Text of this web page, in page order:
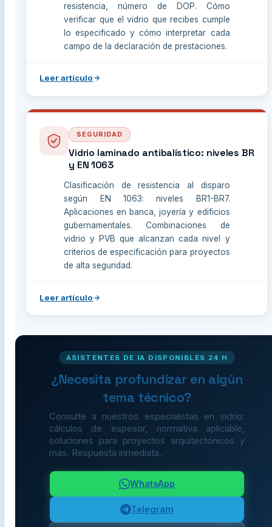
resistencia, número de DOP. Cómo
verificar que el vidrio que recibes cumple
lo especificado y cómo interpretar cada
campo de la declaración de prestaciones.
Leer artículo
SEGURIDAD
Vidrio laminado antibalístico: niveles BR
y EN 1063
Clasificación de resistencia al disparo
según EN 1063: niveles BR1-BR7.
Aplicaciones en banca, joyería y edificios
gubernamentales. Combinaciones de
vidrio y PVB que alcanzan cada nivel y
criterios de especificación para proyectos
de alta seguridad.
Leer artículo
ASISTENTES DE IA DISPONIBLES 24 H
¿Necesita profundizar en algún
tema técnico?
Consulte a nuestros especialistas en vidrio:
cálculos de espesor, normativa aplicable,
soluciones para proyectos arquitectónicos y
más. Respuesta inmediata.
WhatsApp
Telegram